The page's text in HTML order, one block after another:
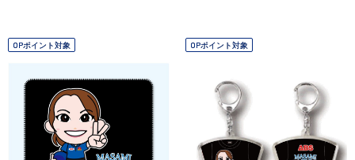
OPポイント対象 OPポイント対象